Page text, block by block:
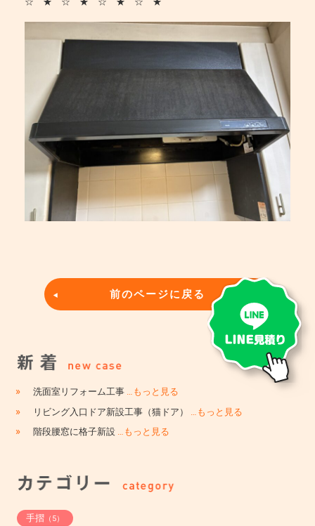
前のページに戻る
» 洗面室リフォーム工事 …もっと見る
» リビング入口ドア新設工事（猫ドア） …もっと見る
» 階段腰窓に格子新設 …もっと見る
手摺（5）